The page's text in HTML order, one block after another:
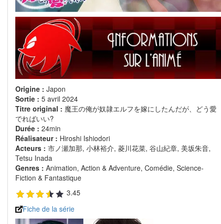
Origine : Japon
Sortie : 5 avril 2024
Titre original : 魔王の俺が奴隷エルフを嫁にしたんだが、どう愛
でればいい?
Durée : 24min
Réalisateur : Hiroshi Ishiodori
Acteurs : 市ノ瀬加那, 小林裕介, 菱川花菜, 谷山紀章, 美坂朱音,
Tetsu Inada
Genres : Animation, Action & Adventure, Comédie, Science-
Fiction & Fantastique
3.45
Fiche de la série